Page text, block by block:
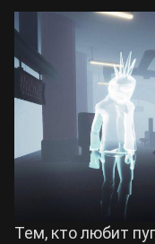
Тем, кто любит